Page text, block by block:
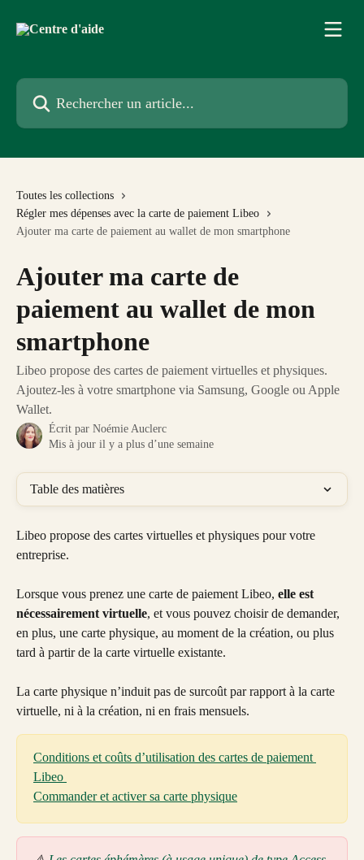
Rechercher un article...
Toutes les collections
Régler mes dépenses avec la carte de paiement Libeo
Ajouter ma carte de paiement au wallet de mon smartphone
Ajouter ma carte de
paiement au wallet de mon
smartphone
Libeo propose des cartes de paiement virtuelles et physiques.
Ajoutez-les à votre smartphone via Samsung, Google ou Apple
Wallet.
Écrit par Noémie Auclerc
Mis à jour il y a plus d’une semaine
Table des matières
Libeo propose des cartes virtuelles et physiques pour votre
entreprise.
Lorsque vous prenez une carte de paiement Libeo, elle est
nécessairement virtuelle, et vous pouvez choisir de demander,
en plus, une carte physique, au moment de la création, ou plus
tard à partir de la carte virtuelle existante.
La carte physique n’induit pas de surcoût par rapport à la carte
virtuelle, ni à la création, ni en frais mensuels.
Conditions et coûts d’utilisation des cartes de paiement
Libeo
Commander et activer sa carte physique